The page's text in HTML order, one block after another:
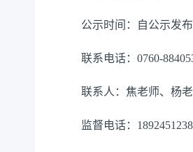
公示时间：自公示发
联系电话：0760-
联系人：焦老师、杨
监督电话：